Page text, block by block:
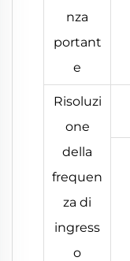
nza
portant
e
Risoluzi
one
della
frequen
za di
ingress
o